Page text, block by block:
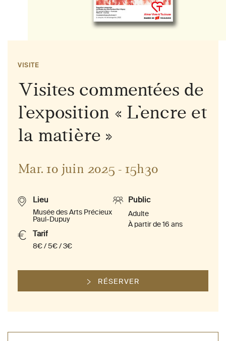
Visites commentées de
l’exposition « L’encre et
la matière »
VISITE
Mar. 10 juin 2025 - 15h30
Lieu
Musée des Arts Précieux
Paul-Dupuy
Public
Adulte
À partir de 16 ans
Tarif
8€ / 5€ / 3€
RÉSERVER